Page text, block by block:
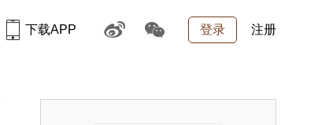
登录 注册
下载APP